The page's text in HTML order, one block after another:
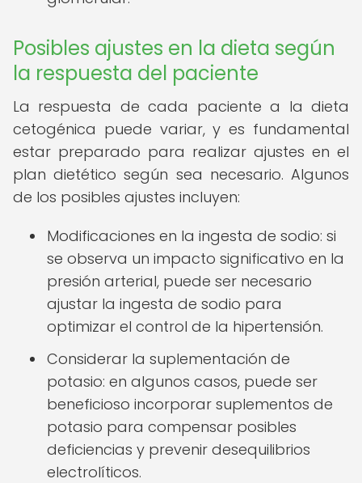
Posibles ajustes en la dieta según
la respuesta del paciente
La respuesta de cada paciente a la dieta
cetogénica puede variar, y es fundamental
estar preparado para realizar ajustes en el
plan dietético según sea necesario. Algunos
de los posibles ajustes incluyen:
Modificaciones en la ingesta de sodio: si
se observa un impacto significativo en la
presión arterial, puede ser necesario
ajustar la ingesta de sodio para
optimizar el control de la hipertensión.
Considerar la suplementación de
potasio: en algunos casos, puede ser
beneficioso incorporar suplementos de
potasio para compensar posibles
deficiencias y prevenir desequilibrios
electrolíticos.